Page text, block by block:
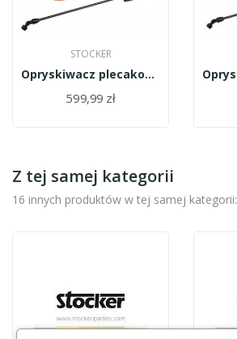
STOCKER
Opryskiwacz plecakowy elektryczny 8l 2,5 Bar...
599,99 zł
Z tej samej kategorii
16 innych produktów w tej samej kategorii: